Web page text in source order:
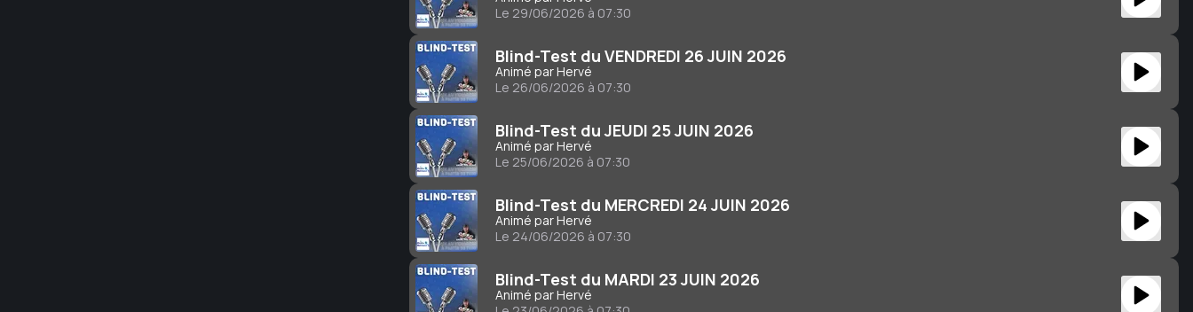
Le 29/06/2026 à 07:30
Blind-Test du VENDREDI 26 JUIN 2026
Animé par Hervé
Le 26/06/2026 à 07:30
Blind-Test du JEUDI 25 JUIN 2026
Animé par Hervé
Le 25/06/2026 à 07:30
Blind-Test du MERCREDI 24 JUIN 2026
Animé par Hervé
Le 24/06/2026 à 07:30
Blind-Test du MARDI 23 JUIN 2026
Animé par Hervé